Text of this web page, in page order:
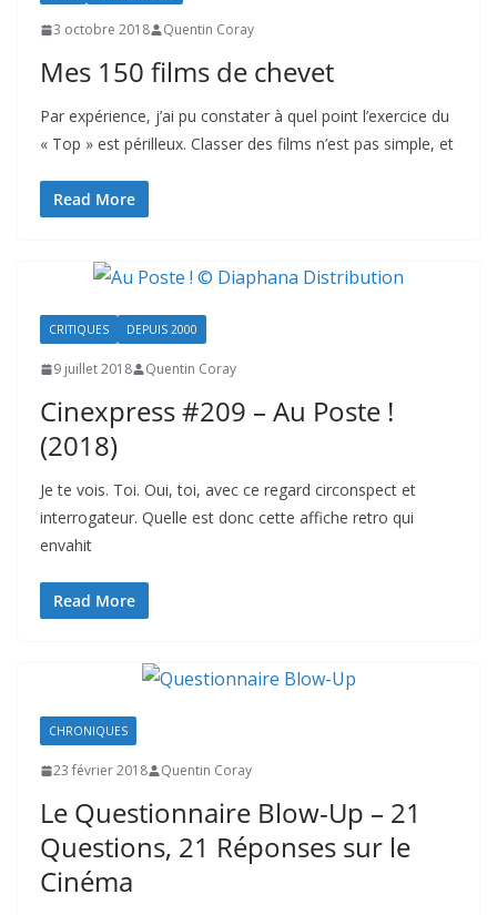
3 octobre 2018 Quentin Coray
Mes 150 films de chevet
Par expérience, j’ai pu constater à quel point l’exercice du
« Top » est périlleux. Classer des films n’est pas simple, et
Read More
CRITIQUES DEPUIS 2000
9 juillet 2018 Quentin Coray
Cinexpress #209 – Au Poste !
(2018)
Je te vois. Toi. Oui, toi, avec ce regard circonspect et
interrogateur. Quelle est donc cette affiche retro qui
envahit
Read More
CHRONIQUES
23 février 2018 Quentin Coray
Le Questionnaire Blow-Up – 21
Questions, 21 Réponses sur le
Cinéma